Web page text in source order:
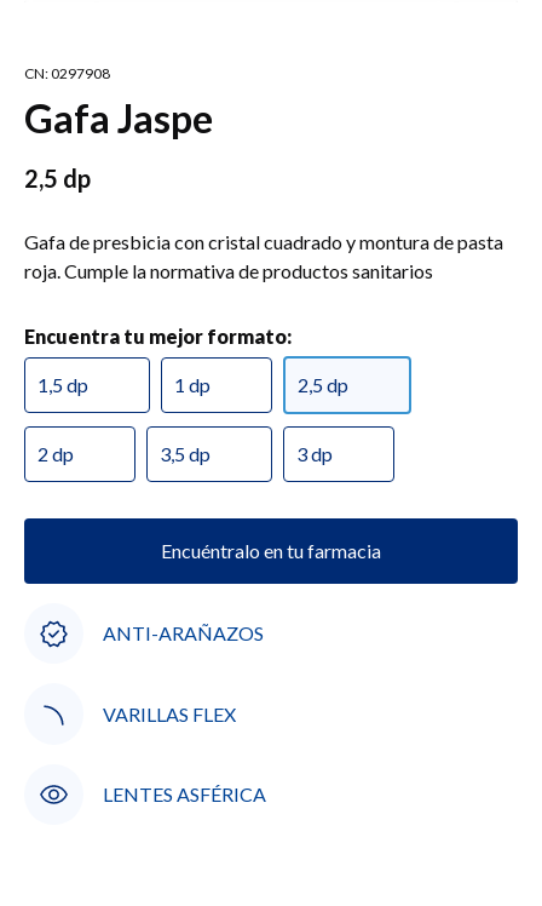
CN: 0297908
Gafa Jaspe
2,5 dp
Gafa de presbicia con cristal cuadrado y montura de pasta
roja. Cumple la normativa de productos sanitarios
Encuentra tu mejor formato:
1,5 dp 1 dp 2,5 dp
2 dp 3,5 dp 3 dp
Encuéntralo en tu farmacia
ANTI-ARAÑAZOS
VARILLAS FLEX
LENTES ASFÉRICA